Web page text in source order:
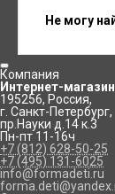
Не могу
Компания
Интернет-
195256, Россия,
г. Санкт-Петербург,
пр.Науки д.14 к.3
Пн-пт 11-16ч
+7 (812) 628-50-25
+7 (495) 131-6025
info@formadeti.ru